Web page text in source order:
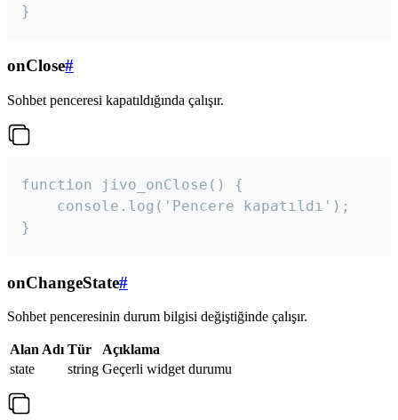
}
onClose#
Sohbet penceresi kapatıldığında çalışır.
function jivo_onClose() {
    console.log('Pencere kapatıldı');
}
onChangeState#
Sohbet penceresinin durum bilgisi değiştiğinde çalışır.
Alan Adı Tür
Açıklama
state
string Geçerli widget durumu